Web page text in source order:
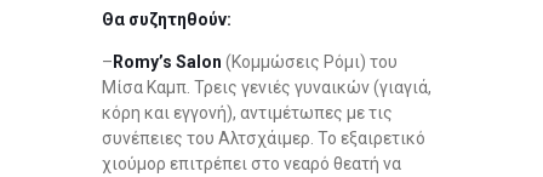
Θα συζητηθούν:
– Romy’s Salon (Κομμώσεις Ρόμι) του
Μίσα Καμπ. Τρεις γενιές γυναικών (γιαγιά,
κόρη και εγγονή), αντιμέτωπες με τις
συνέπειες του Αλτσχάιμερ. Το εξαιρετικό
χιούμορ επιτρέπει στο νεαρό θεατή να